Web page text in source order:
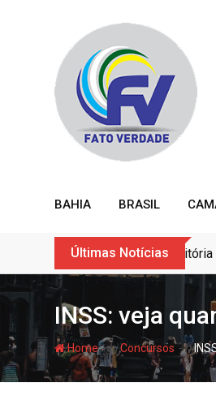
BAHIA BRASIL
Últimas Notícias
INSS: veja
Home- hjConcursos- hj